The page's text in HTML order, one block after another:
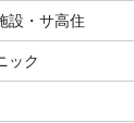
設・サ高住
ック